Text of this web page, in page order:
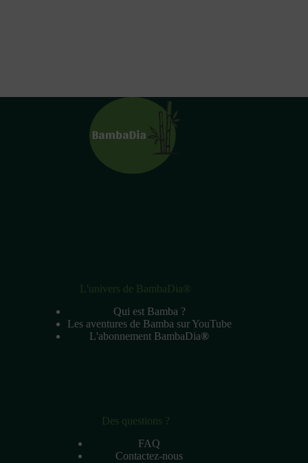
L'univers de BambaDia®
Qui est Bamba ?
Les aventures de Bamba sur YouTube
L'abonnement BambaDia®
Des questions ?
FAQ
Contactez-nous